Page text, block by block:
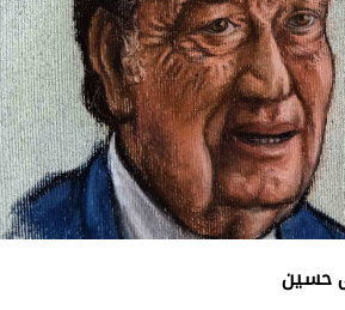
حسين